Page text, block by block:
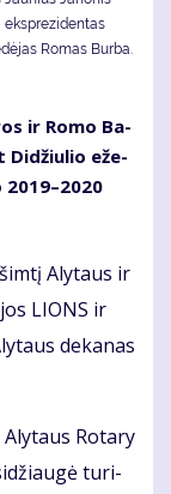
eksprezidentas
Romas Burba.
ir Ro­mo Ba­
Di­džiu­lio eže­
Aly­taus ir
LIONS ir
de­ka­nas
Ro­ta­ry
tu­ri­